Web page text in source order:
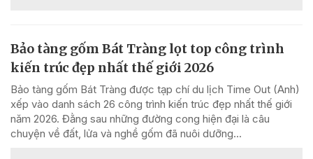
Bảo tàng gốm Bát Tràng lọt top công trình
kiến trúc đẹp nhất thế giới 2026
Bảo tàng gốm Bát Tràng được tạp chí du lịch Time Out (Anh)
xếp vào danh sách 26 công trình kiến trúc đẹp nhất thế giới
năm 2026. Đằng sau những đường cong hiện đại là câu
chuyện về đất, lửa và nghề gốm đã nuôi dưỡng...